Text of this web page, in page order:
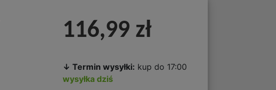
116,99 zł
↓ Termin wysyłki: kup do 17:00
wysyłka dziś